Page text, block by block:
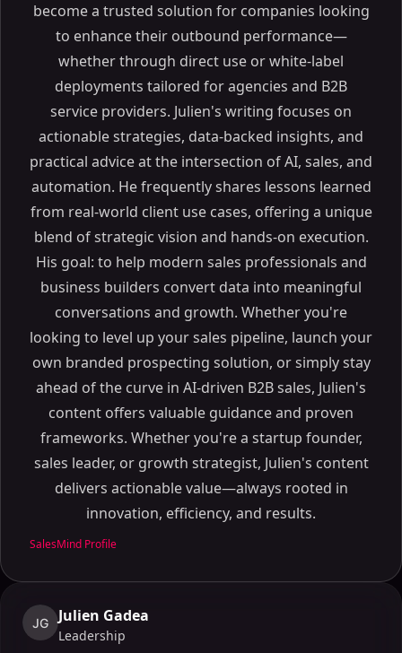
become a trusted solution for companies looking
to enhance their outbound performance—
whether through direct use or white-label
deployments tailored for agencies and B2B
service providers. Julien's writing focuses on
actionable strategies, data-backed insights, and
practical advice at the intersection of AI, sales, and
automation. He frequently shares lessons learned
from real-world client use cases, offering a unique
blend of strategic vision and hands-on execution.
His goal: to help modern sales professionals and
business builders convert data into meaningful
conversations and growth. Whether you're
looking to level up your sales pipeline, launch your
own branded prospecting solution, or simply stay
ahead of the curve in AI-driven B2B sales, Julien's
content offers valuable guidance and proven
frameworks. Whether you're a startup founder,
sales leader, or growth strategist, Julien's content
delivers actionable value—always rooted in
innovation, efficiency, and results.
SalesMind Profile
JG Julien Gadea
Leadership